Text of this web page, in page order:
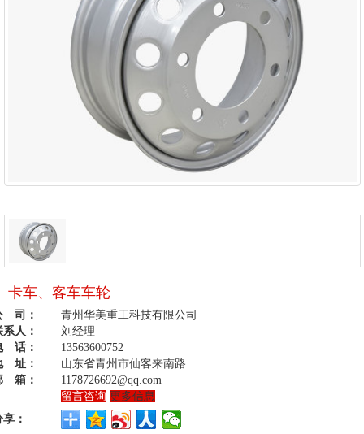
卡车、客车车轮
司：
青州华美重工科技有限公司
系人：
刘经理
话：
13563600752
址：
山东省青州市仙客来南路
箱：
1178726692@qq.com
留言咨询 更多信息
：